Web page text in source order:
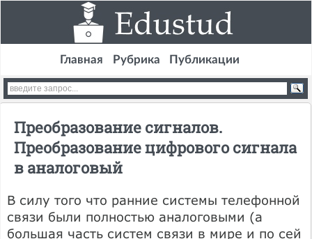
Главная Рубрика Публикации
Преобразование сигналов.
Преобразование цифрового сигнала
в аналоговый
В силу того что ранние системы телефонной
связи были полностью аналоговыми (а
большая часть систем связи в мире и по сей